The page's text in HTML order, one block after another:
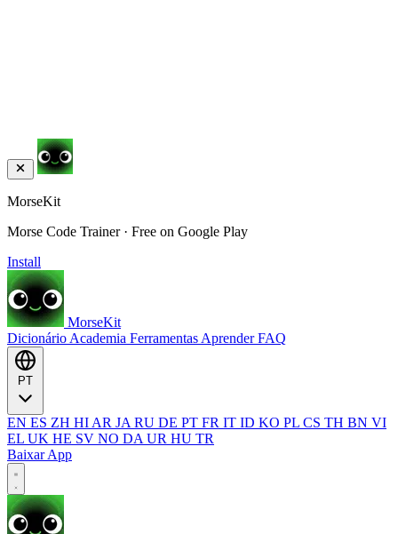
MorseKit
Morse Code Trainer · Free on Google Play
Install
MorseKit
Dicionário Academia Ferramentas AprenderFAQ
EN ES ZH HI AR JA RU DE PT FR IT ID KO PL CS TH BN VI
EL UK HE SV NO DA UR HU TR
Baixar App